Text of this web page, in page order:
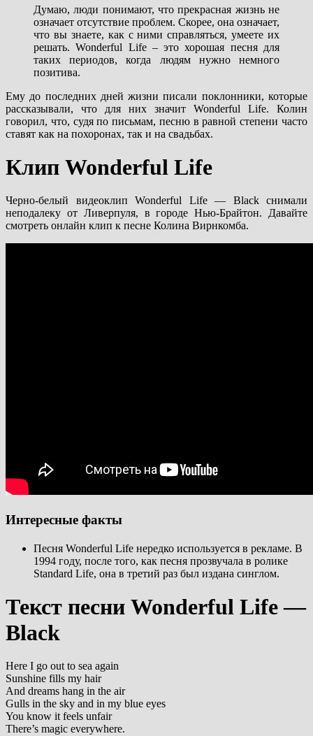
Думаю, люди понимают, что прекрасная жизнь не
означает отсутствие проблем. Скорее, она означает,
что вы знаете, как с ними справляться, умеете их
решать. Wonderful Life – это хорошая песня для
таких периодов, когда людям нужно немного
позитива.
Ему до последних дней жизни писали поклонники, которые
рассказывали, что для них значит Wonderful Life. Колин
говорил, что, судя по письмам, песню в равной степени часто
ставят как на похоронах, так и на свадьбах.
Клип Wonderful Life
Черно-белый видеоклип Wonderful Life — Black снимали
неподалеку от Ливерпуля, в городе Нью-Брайтон. Давайте
смотреть онлайн клип к песне Колина Вирнкомба.
Интересные факты
Песня Wonderful Life нередко используется в рекламе. В
1994 году, после того, как песня прозвучала в ролике
Standard Life, она в третий раз был издана синглом.
Текст песни Wonderful Life —
Black
Here I go out to sea again
Sunshine fills my hair
And dreams hang in the air
Gulls in the sky and in my blue eyes
You know it feels unfair
There’s magic everywhere.